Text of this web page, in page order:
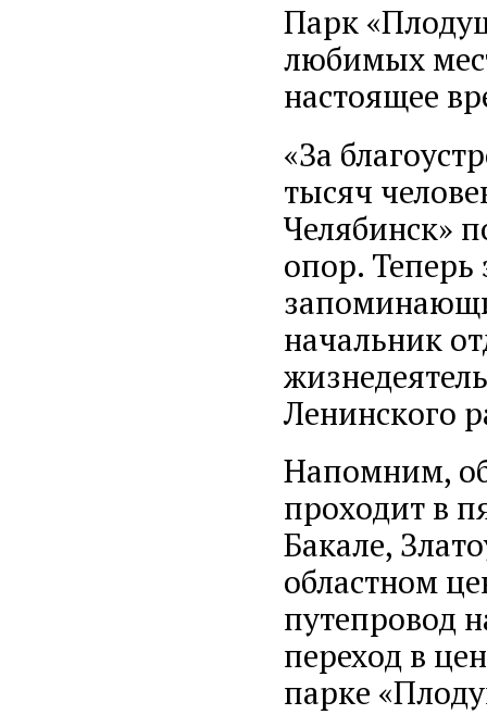
Парк
любимых
настоящее
«За
тысяч
Челябинск»
опор. Теперь
начальник
Ленинского
Напомним,
проходит в
Бакале,
областном
путепровод
переход в
парке